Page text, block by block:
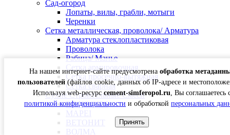
На нашем интернет-сайте предусмотрена обработка
пользователей(файлов cookie, данных об IP-адресе и
Используя web-ресурс cement-simferopol.ru, Вы соглашаетесь
политикой конфиденциальности и обработкой персональных
Принять
Сад-огород
Лопаты, вилы, грабли, мотыги
Черенки
Сетка металлическая, проволока/ Арматура
Арматура стеклопластиковая
Проволока
Рабица/ Манье
Сетка армировочная
Сетка просечно-вытяжная
Сетка сварная
Сухие Строительные Смеси
DANOGIPS
MAPEI
ВЕТОНИТ
ВОЛМА